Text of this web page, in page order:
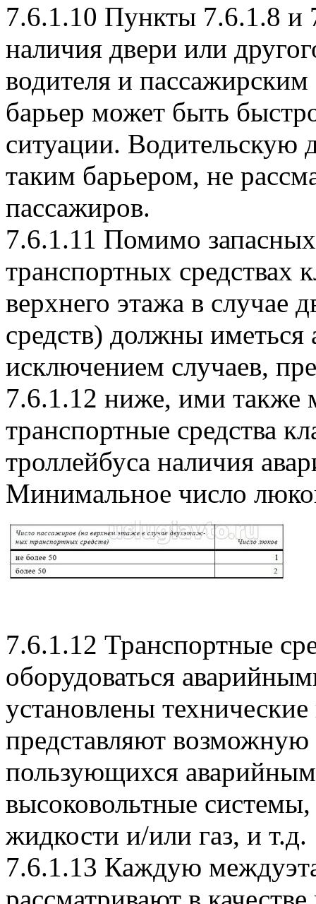
7.6.1.10 Пункты 7.6.1.8
наличия двери или
водителя и
барьер может быть
ситуации. Водительскую
таким барьером, не
пассажиров.
7.6.1.11 Помимо
транспортных
верхнего этажа в случае
средств) должны
исключением случаев,
7.6.1.12 ниже, ими также
транспортные средства
троллейбуса наличия
Минимальное число
7.6.1.12 Транспортные
оборудоваться
установлены
представляют возможную
пользующихся
высоковольтные
жидкости и/или газ, и т.д.
7.6.1.13 Каждую